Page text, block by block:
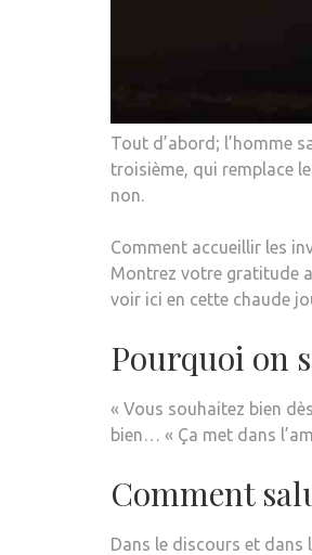
Tout d’abord; l’homme
troisième, qui remplace
non.
Comment accueillir les
Montrez votre gratitude
voir ici en cette chaude
Pourquoi on
« Vous souhaitez bien
bien… « Ça met dans
Comment
Dans le discours et dans